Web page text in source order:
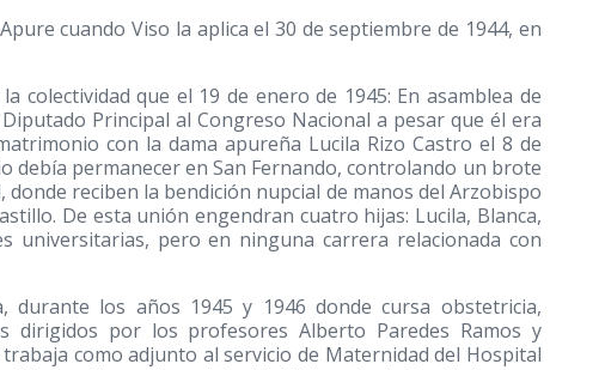
cuando Viso la aplica el 30 de septiembre de 1944, en
colectividad que el 19 de enero de 1945: En asamblea de
Principal al Congreso Nacional a pesar que él era
con la dama apureña Lucila Rizo Castro el 8 de
debía permanecer en San Fernando, controlando un brote
reciben la bendición nupcial de manos del Arzobispo
De esta unión engendran cuatro hijas: Lucila, Blanca,
universitarias, pero en ninguna carrera relacionada con
durante los años 1945 y 1946 donde cursa obstetricia,
dirigidos por los profesores Alberto Paredes Ramos y
como adjunto al servicio de Maternidad del Hospital